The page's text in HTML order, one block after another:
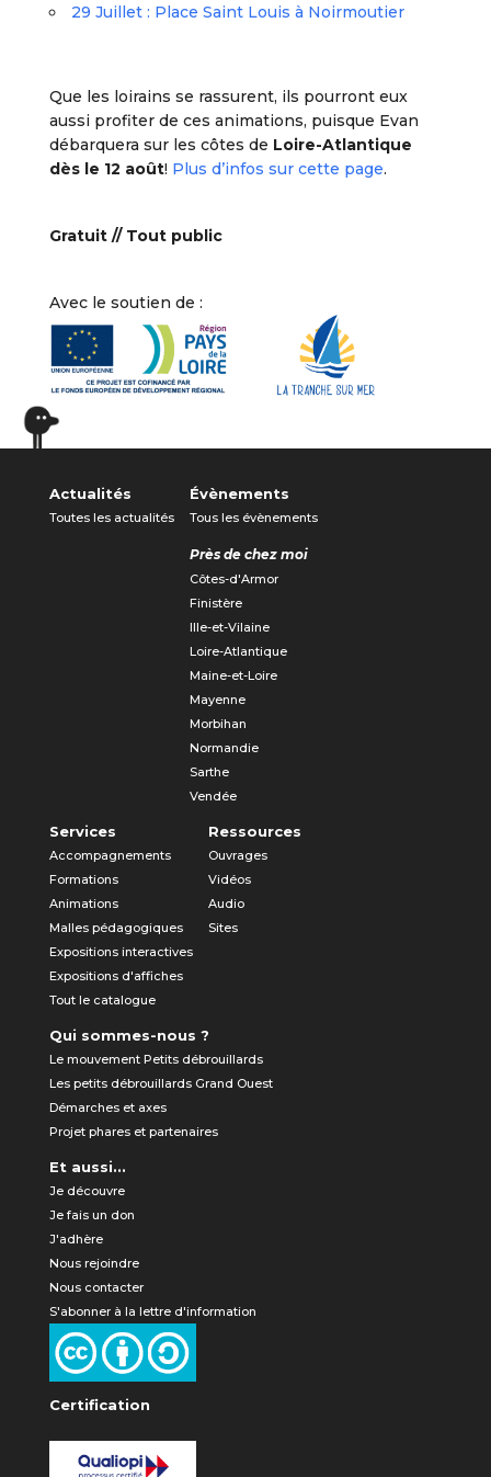
29 Juillet : Place Saint Louis à Noirmoutier
Que les loirains se rassurent, ils pourront eux
aussi profiter de ces animations, puisque Evan
débarquera sur les côtes de Loire-Atlantique
dès le 12 août! Plus d’infos sur cette page.
Gratuit // Tout public
Avec le soutien de :
Actualités
Toutes les actualités
Évènements
Tous les évènements
Près de chez moi
Côtes-d'Armor
Finistère
Ille-et-Vilaine
Loire-Atlantique
Maine-et-Loire
Mayenne
Morbihan
Normandie
Sarthe
Vendée
Services
Accompagnements
Formations
Animations
Malles pédagogiques
Expositions interactives
Expositions d'affiches
Tout le catalogue
Ressources
Ouvrages
Vidéos
Audio
Sites
Qui sommes-nous ?
Le mouvement Petits débrouillards
Les petits débrouillards Grand Ouest
Démarches et axes
Projet phares et partenaires
Et aussi...
Je découvre
Je fais un don
J'adhère
Nous rejoindre
Nous contacter
S'abonner à la lettre d'information
Certification